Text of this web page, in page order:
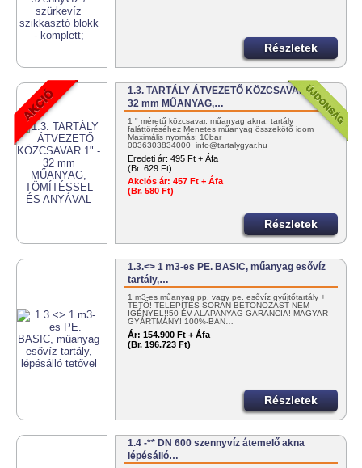
Részletek
1.3. TARTÁLY ÁTVEZETŐ KÖZCSAVAR 1" -
32 mm MŰANYAG,…
1 " méretű közcsavar, műanyag akna, tartály
faláttöréséhez Menetes műanyag összekötő idom
Maximális nyomás: 10bar
0036303834000 info@tartalygyar.hu
Eredeti ár: 495 Ft + Áfa
(Br. 629 Ft)
Akciós ár: 457 Ft + Áfa
(Br. 580 Ft)
Részletek
1.3.<> 1 m3-es PE. BASIC, műanyag esővíz
tartály,…
1 m3-es műanyag pp. vagy pe. esővíz gyűjtőtartály +
TETŐ! TELEPÍTÉS SORÁN BETONOZÁST NEM
IGÉNYEL!!50 ÉV ALAPANYAG GARANCIA! MAGYAR
GYÁRTMÁNY! 100%-BAN…
Ár: 154.900 Ft + Áfa
(Br. 196.723 Ft)
Részletek
1.4 -** DN 600 szennyvíz átemelő akna
lépésálló…